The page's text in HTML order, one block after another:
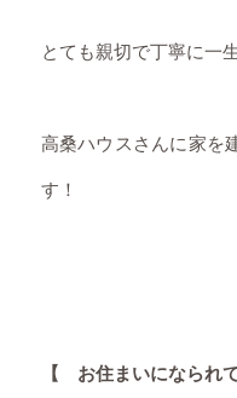
とても親切で丁寧に一
高桑ハウスさんに家を
す！
【 お住まいになられ